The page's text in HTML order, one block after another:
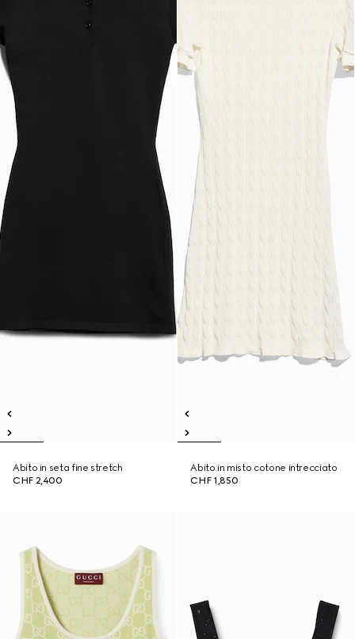
Abito in seta fine stretch
CHF 2,400
Abito in misto cotone intrecciato
CHF 1,850